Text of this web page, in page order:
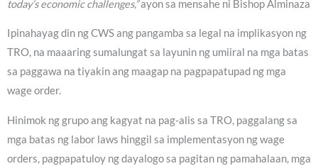
today’s economic challenges,”ayon sa mensahe ni Bishop Alminaza
Ipinahayag din ng CWS ang pangamba sa legal na implikasyon ng
TRO, na maaaring sumalungat sa layunin ng umiiral na mga batas
sa paggawa na tiyakin ang maagap na pagpapatupad ng mga
wage order.
Hinimok ng grupo ang kagyat na pag-alis sa TRO, paggalang sa
mga batas ng labor laws hinggil sa implementasyon ng wage
orders, pagpapatuloy ng dayalogo sa pagitan ng pamahalaan, mga